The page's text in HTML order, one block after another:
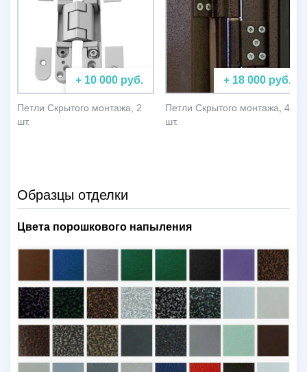
+ 10 000 руб.
Петли Скрытого монтажа, 2
шт.
+ 18 000 руб.
Петли Скрытого монтажа, 4
шт.
Образцы отделки
Цвета порошкового напыления